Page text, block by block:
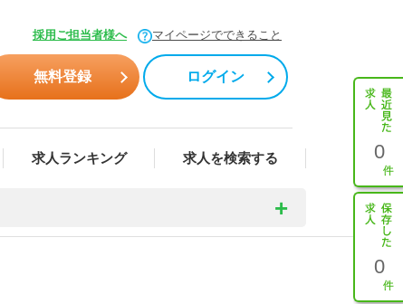
採用ご担当者様へ マイページでできること
無料登録 ログイン
求人ランキング 求人を検索する 0
0